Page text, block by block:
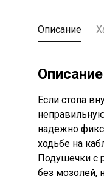
Описание
Описание
Если стопа
надежно
ходьбе на
Подушечки с
без мозолей,